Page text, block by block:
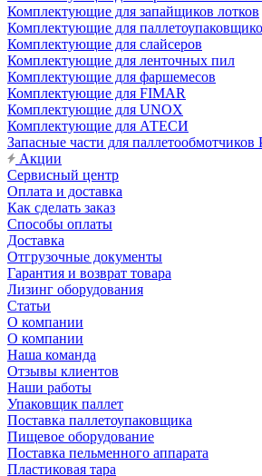
Комплектующие для запайщиков лотков
Комплектующие для
Комплектующие для слайсеров
Комплектующие для ленточных пил
Комплектующие для фаршемесов
Комплектующие для FIMAR
Комплектующие для UNOX
Комплектующие для АТЕСИ
Запасные части для паллетообмотчиков
Акции
Сервисный центр
Оплата и доставка
Как сделать заказ
Способы оплаты
Доставка
Отгрузочные документы
Гарантия и возврат товара
Лизинг оборудования
Статьи
О компании
О компании
Наша команда
Отзывы клиентов
Наши работы
Упаковщик паллет
Поставка паллетоупаковщика
Пищевое оборудование
Поставка пельменного аппарата
Пластиковая тара